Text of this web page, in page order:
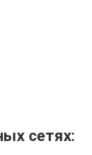
сетях: